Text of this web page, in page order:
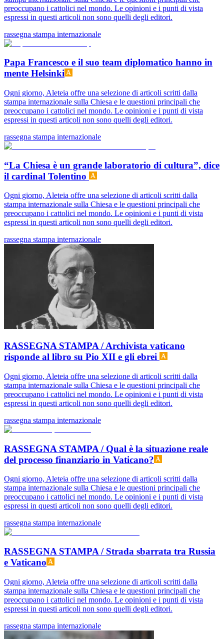
preoccupano i cattolici nel mondo. Le opinioni e i punti di vista
espressi in questi articoli non sono quelli degli editori.
rassegna stampa internazionale
Papa Francesco e il suo team diplomatico hanno in
mente Helsinki
Ogni giorno, Aleteia offre una selezione di articoli scritti dalla
stampa internazionale sulla Chiesa e le questioni principali che
preoccupano i cattolici nel mondo. Le opinioni e i punti di vista
espressi in questi articoli non sono quelli degli editori.
rassegna stampa internazionale
“La Chiesa è un grande laboratorio di cultura”, dice
il cardinal Tolentino
Ogni giorno, Aleteia offre una selezione di articoli scritti dalla
stampa internazionale sulla Chiesa e le questioni principali che
preoccupano i cattolici nel mondo. Le opinioni e i punti di vista
espressi in questi articoli non sono quelli degli editori.
rassegna stampa internazionale
RASSEGNA STAMPA / Archivista vaticano
risponde al libro su Pio XII e gli ebrei
Ogni giorno, Aleteia offre una selezione di articoli scritti dalla
stampa internazionale sulla Chiesa e le questioni principali che
preoccupano i cattolici nel mondo. Le opinioni e i punti di vista
espressi in questi articoli non sono quelli degli editori.
rassegna stampa internazionale
RASSEGNA STAMPA / Qual è la situazione reale
del processo finanziario in Vaticano?
Ogni giorno, Aleteia offre una selezione di articoli scritti dalla
stampa internazionale sulla Chiesa e le questioni principali che
preoccupano i cattolici nel mondo. Le opinioni e i punti di vista
espressi in questi articoli non sono quelli degli editori.
rassegna stampa internazionale
RASSEGNA STAMPA / Strada sbarrata tra Russia
e Vaticano
Ogni giorno, Aleteia offre una selezione di articoli scritti dalla
stampa internazionale sulla Chiesa e le questioni principali che
preoccupano i cattolici nel mondo. Le opinioni e i punti di vista
espressi in questi articoli non sono quelli degli editori.
rassegna stampa internazionale